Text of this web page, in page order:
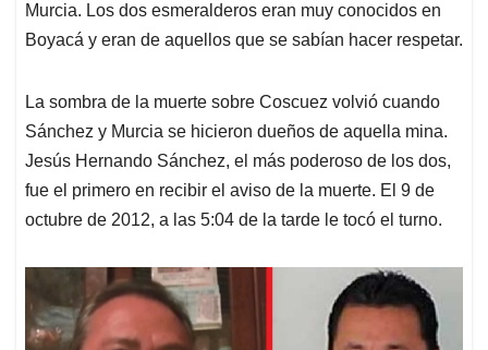
Murcia. Los dos esmeralderos eran muy conocidos en
Boyacá y eran de aquellos que se sabían hacer respetar.
La sombra de la muerte sobre Coscuez volvió cuando
Sánchez y Murcia se hicieron dueños de aquella mina.
Jesús Hernando Sánchez, el más poderoso de los dos,
fue el primero en recibir el aviso de la muerte. El 9 de
octubre de 2012, a las 5:04 de la tarde le tocó el turno.